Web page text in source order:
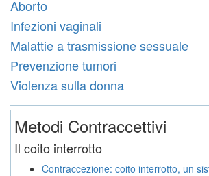
Aborto
Infezioni vaginali
Malattie a trasmissione sessuale
Prevenzione tumori
Violenza sulla donna
Metodi Contraccettivi
Il coito interrotto
Contraccezione: coito interrotto, un